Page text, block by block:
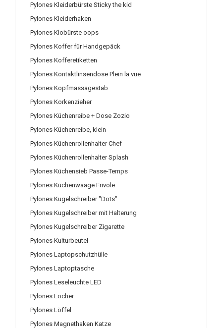
Pylones Kleiderbürste Sticky the kid
Pylones Kleiderhaken
Pylones Klobürste oops
Pylones Koffer für Handgepäck
Pylones Kofferetiketten
Pylones Kontaktlinsendose Plein la vue
Pylones Kopfmassagestab
Pylones Korkenzieher
Pylones Küchenreibe + Dose Zozio
Pylones Küchenreibe, klein
Pylones Küchenrollenhalter Chef
Pylones Küchenrollenhalter Splash
Pylones Küchensieb Passe-Temps
Pylones Küchenwaage Frivole
Pylones Kugelschreiber "Dots"
Pylones Kugelschreiber mit Halterung
Pylones Kugelschreiber Zigarette
Pylones Kulturbeutel
Pylones Laptopschutzhülle
Pylones Laptoptasche
Pylones Leseleuchte LED
Pylones Locher
Pylones Löffel
Pylones Magnethaken Katze